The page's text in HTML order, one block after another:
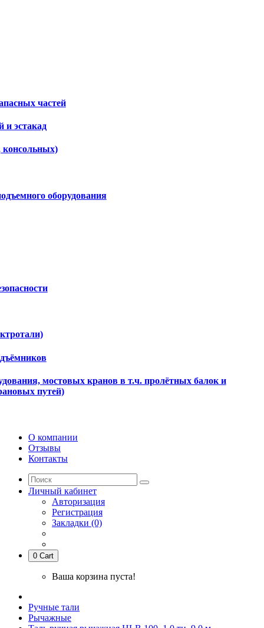
частей
и эстакад
консольных)
оборудования
мостовых кранов в т.ч. пролётных балок и
путей)
О компании
Отзывы
Контакты
Личный кабинет
Авторизация
Регистрация
Закладки (0)
0 Cart
Ваша корзина пуста!
Ручные тали
Рычажные